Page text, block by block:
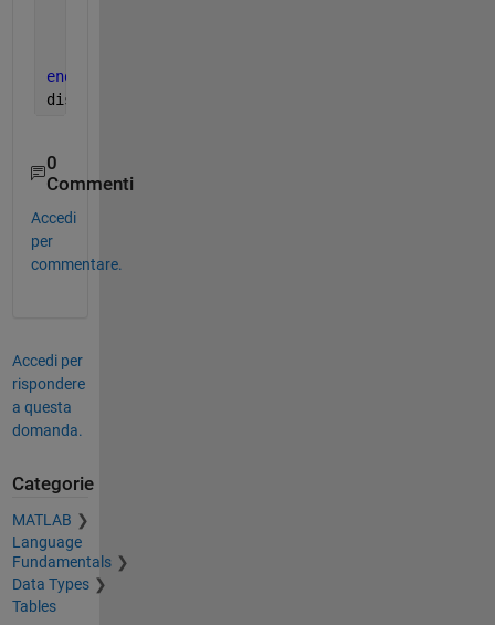
end
display(a)
0
Commenti
Accedi
per
commentare.
Accedi per
rispondere
a questa
domanda.
Categorie
MATLAB
Language
Fundamentals
Data Types
Tables